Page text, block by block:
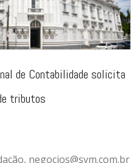
de Contabilidade solicita
tributos
negocios@svm.com.br